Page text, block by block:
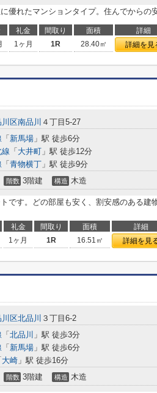
優れたマンションタイプ。住んでからの
礼金 間取り 面積 詳細
1ヶ月 1R 28.40㎡ 詳細を見
川区南品川 ４丁目5-27
「 新馬場 」駅 徒歩6分
「 大井町 」駅 徒歩12分
「 青物横丁 」駅 徒歩9分
階数 3階建 構造 木造
です。どの部屋も安く、割安感のある建
礼金 間取り 面積 詳細
1ヶ月 1R 16.51㎡ 詳細を見
川区北品川 ３丁目6-2
「 北品川 」駅 徒歩3分
「 新馬場 」駅 徒歩6分
大崎 」駅 徒歩16分
階数 3階建 構造 木造